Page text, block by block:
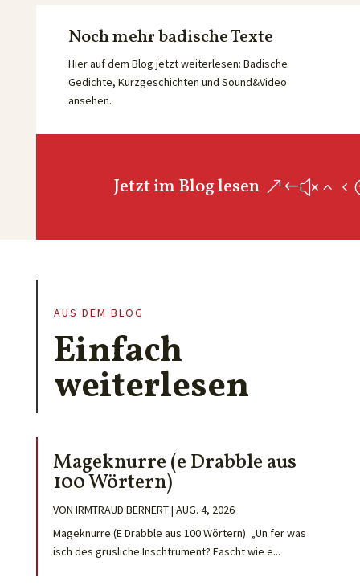
Noch mehr badische Texte
Hier auf dem Blog jetzt weiterlesen: Badische
Gedichte, Kurzgeschichten und Sound&Video
ansehen.
Jetzt im Blog lesen
AUS DEM BLOG
Einfach
weiterlesen
Mageknurre (e Drabble aus
100 Wörtern)
VON IRMTRAUD BERNERT| AUG. 4, 2026
Mageknurre (E Drabble aus 100 Wörtern) „Un fer was
isch des grusliche Inschtrument? Fascht wie e...